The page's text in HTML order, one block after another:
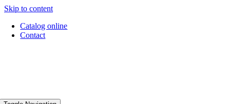
Skip to content
Catalog online
Contact